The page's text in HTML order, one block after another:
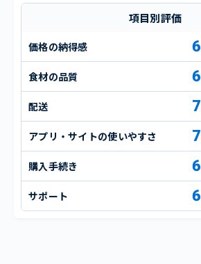
項目別評価
価格の納得感 6
食材の品質 6
配送 7
アプリ・サイトの使いやすさ 7
購入手続き 6
サポート 6